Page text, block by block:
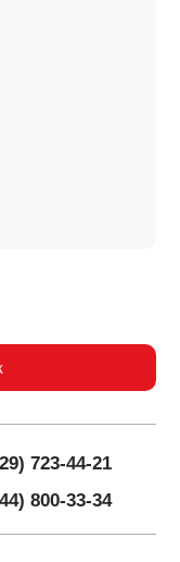
723-44-21
800-33-34